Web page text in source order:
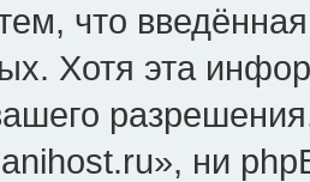
что
Хотя эта
ни